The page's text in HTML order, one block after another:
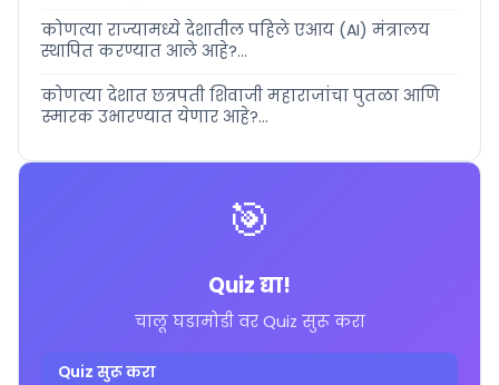
कोणत्या राज्यामध्ये देशातील पहिले एआय (AI) मंत्रालय
स्थापित करण्यात आले आहे?...
कोणत्या देशात छत्रपती शिवाजी महाराजांचा पुतळा आणि
स्मारक उभारण्यात येणार आहे?...
🎯
Quiz द्या!
चालू घडामोडी वर Quiz सुरू करा
Quiz सुरू करा